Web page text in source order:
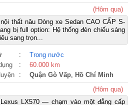
(Hôm qua)
thất nâu Dòng xe Sedan CAO CẤP S-
bị full option: Hệ thống đèn chiếu sáng
sang trọn...
:
Trong nước
:
60.000 km
: Quận Gò Vấp, Hồ Chí Minh
(Hôm qua)
LX570 — chạm vào một đẳng cấp